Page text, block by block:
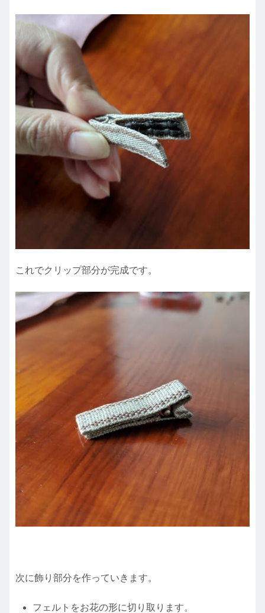
これでクリップ部分が完成です。
次に飾り部分を作っていきます。
フェルトをお花の形に切り取ります。